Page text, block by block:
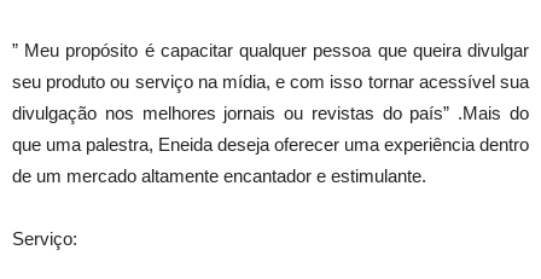
” Meu propósito é capacitar qualquer pessoa que queira divulgar
seu produto ou serviço na mídia, e com isso tornar acessível sua
divulgação nos melhores jornais ou revistas do país” .Mais do
que uma palestra, Eneida deseja oferecer uma experiência dentro
de um mercado altamente encantador e estimulante.
Serviço: